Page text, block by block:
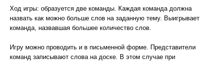
Ход игры: образуется две команды. Каждая команда должна
назвать как можно больше слов на заданную тему. Выигрывает
команда, назвавшая большее количество слов.
Игру можно проводить и в письменной форме. Представители
команд записывают слова на доске. В этом случае при